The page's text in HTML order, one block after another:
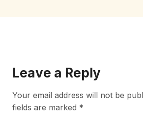
Leave a Reply
Your email address will not be
fields are marked *